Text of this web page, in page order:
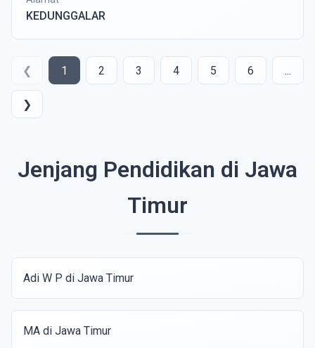
KEDUNGGALAR
❮ 1 2 3 4 5 6 ...
❯
Jenjang Pendidikan di Jawa
Timur
Adi W P di Jawa Timur
MA di Jawa Timur